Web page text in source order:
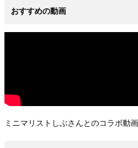
おすすめの動画
ミニマリストしぶさんとのコラボ動画